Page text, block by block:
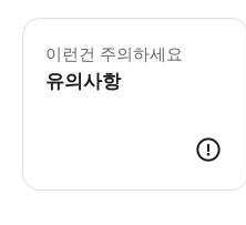
이런건 주의하세요
유의사항